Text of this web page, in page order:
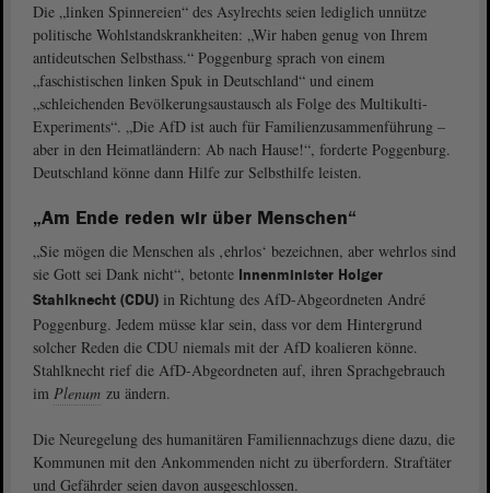
Die „linken Spinnereien“ des Asylrechts seien lediglich unnütze
politische Wohlstandskrankheiten: „Wir haben genug von Ihrem
antideutschen Selbsthass.“ Poggenburg sprach von einem
„faschistischen linken Spuk in Deutschland“ und einem
„schleichenden Bevölkerungsaustausch als Folge des Multikulti-
Experiments“. „Die AfD ist auch für Familienzusammenführung –
aber in den Heimatländern: Ab nach Hause!“, forderte Poggenburg.
Deutschland könne dann Hilfe zur Selbsthilfe leisten.
„Am Ende reden wir über Menschen“
„Sie mögen die Menschen als ‚ehrlos‘ bezeichnen, aber wehrlos sind
sie Gott sei Dank nicht“, betonte Innenminister Holger
Stahlknecht (CDU) in Richtung des AfD-Abgeordneten André
Poggenburg. Jedem müsse klar sein, dass vor dem Hintergrund
solcher Reden die CDU niemals mit der AfD koalieren könne.
Stahlknecht rief die AfD-Abgeordneten auf, ihren Sprachgebrauch
im Plenum zu ändern.
Die Neuregelung des humanitären Familiennachzugs diene dazu, die
Kommunen mit den Ankommenden nicht zu überfordern. Straftäter
und Gefährder seien davon ausgeschlossen.